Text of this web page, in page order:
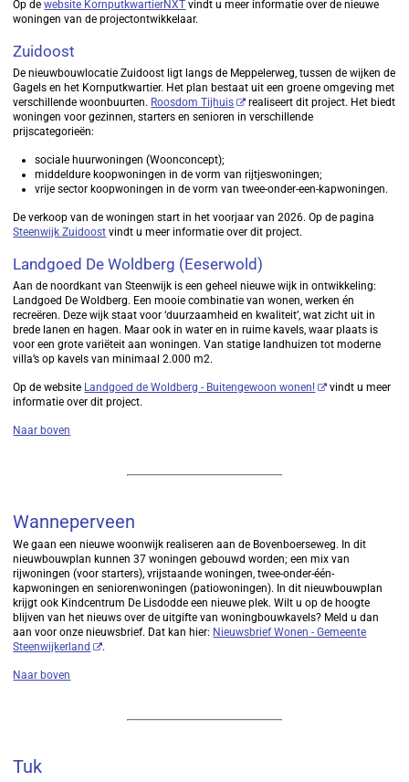
Op dewebsite KornputkwartierNXT vindt u meer informatie over de nieuwe
woningen van de projectontwikkelaar.
Zuidoost
De nieuwbouwlocatie Zuidoost ligt langs de Meppelerweg, tussen de wijken de
Gagels en het Kornputkwartier. Het plan bestaat uit een groene omgeving met
verschillende woonbuurten. Roosdom Tijhuis
realiseert dit project. Het biedt
woningen voor gezinnen, starters en senioren in verschillende
prijscategorieën:
sociale huurwoningen (Woonconcept);
middeldure koopwoningen in de vorm van rijtjeswoningen;
vrije sector koopwoningen in de vorm van twee-onder-een-kapwoningen.
De verkoop van de woningen start in het voorjaar van 2026. Op de pagina
Steenwijk Zuidoost vindt u meer informatie over dit project.
Landgoed De Woldberg (Eeserwold)
Aan de noordkant van Steenwijk is een geheel nieuwe wijk in ontwikkeling:
Landgoed De Woldberg. Een mooie combinatie van wonen, werken én
recreëren. Deze wijk staat voor ‘duurzaamheid en kwaliteit’, wat zicht uit in
brede lanen en hagen. Maar ook in water en in ruime kavels, waar plaats is
voor een grote variëteit aan woningen. Van statige landhuizen tot moderne
villa’s op kavels van minimaal 2.000 m2.
Op de website Landgoed de Woldberg - Buitengewoon wonen!
vindt u meer
informatie over dit project.
Naar boven
Wanneperveen
We gaan een nieuwe woonwijk realiseren aan de Bovenboerseweg. In dit
nieuwbouwplan kunnen 37 woningen gebouwd worden; een mix van
rijwoningen (voor starters), vrijstaande woningen, twee-onder-één-
kapwoningen en seniorenwoningen (patiowoningen). In dit nieuwbouwplan
krijgt ook Kindcentrum De Lisdodde een nieuwe plek. Wilt u op de hoogte
blijven van het nieuws over de uitgifte van woningbouwkavels? Meld u dan
aan voor onze nieuwsbrief. Dat kan hier: Nieuwsbrief Wonen - Gemeente
Steenwijkerland
.
Naar boven
Tuk